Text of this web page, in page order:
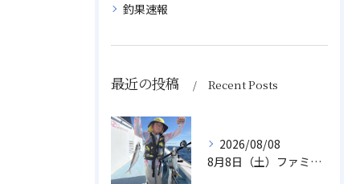
釣果速報
最近の投稿 Recent Posts
2026/08/08
8月8日（土）ファミリーアジ